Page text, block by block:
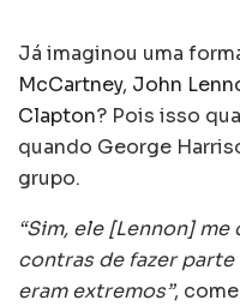
Já imaginou uma
McCartney, John
Clapton? Pois isso
quando George
grupo.
“Sim, ele [Lennon]
contras de fazer parte
eram extremos”,